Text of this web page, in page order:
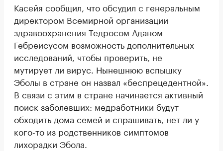
Касейя сообщил, что обсудил с генеральным
директором Всемирной организации
здравоохранения Тедросом Аданом
Гебреисусом возможность дополнительных
исследований, чтобы проверить, не
мутирует ли вирус. Нынешнюю вспышку
Эболы в стране он назвал «беспрецедентной».
В связи с этим в стране начинается активный
поиск заболевших: медработники будут
обходить дома семей и спрашивать, нет ли у
кого-то из родственников симптомов
лихорадки Эбола.